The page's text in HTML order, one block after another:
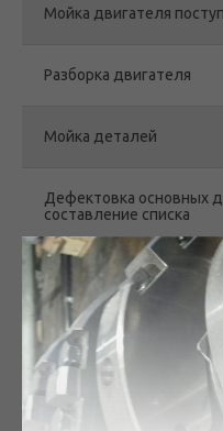
Мойка двигателя
Разборка двигателя
Мойка деталей
Дефектовка основных
составление списка
Сборка двигателя
Обкатка. Контрольный
ИТОГО